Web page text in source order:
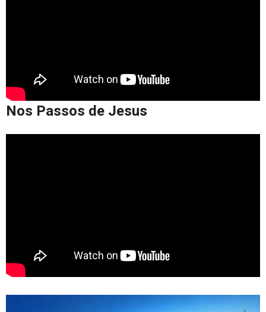
Nos Passos de Jesus